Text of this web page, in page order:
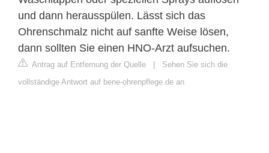
und dann herausspülen. Lässt sich das
Ohrenschmalz nicht auf sanfte Weise lösen,
dann sollten Sie einen HNO-Arzt aufsuchen.
Antrag auf Entfernung der Quelle | Sehen Sie sich die
vollständige Antwort auf bene-ohrenpflege.de an